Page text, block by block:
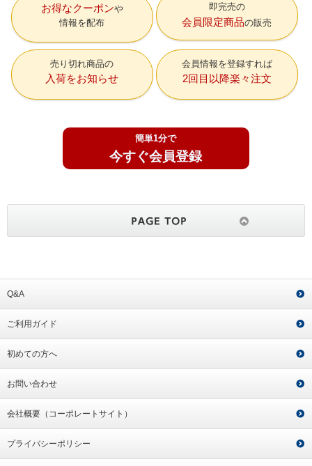
お得なクーポン
情報を配布
即完売の
会員限定商品の販売
売り切れ商品の
入荷をお知らせ
会員情報を登録すれば
2回目以降楽々注文
簡単1分で
今すぐ会員登録
Q&A
ご利用ガイド
初めての方へ
お問い合わせ
会社概要（コーポレートサイト）
プライバシーポリシー